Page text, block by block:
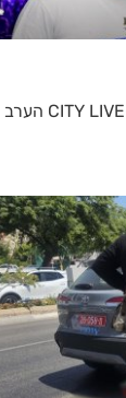
פסטיבל הגיימינג הגדול של הקיץ מגיע ל-CITY LIVE הערב